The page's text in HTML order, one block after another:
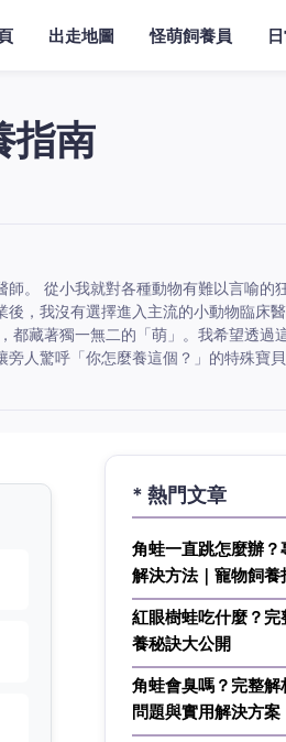
出走地圖 怪萌飼養員
指南
。 從小我就對各種動物有難以言喻的
，我沒有選擇進入主流的小動物臨床
都藏著獨一無二的「萌」。我希望透過
人驚呼「你怎麼養這個？」的特殊寶
* 熱門文章
角蛙一直跳怎麼辦
解決方法｜寵物飼養
紅眼樹蛙吃什麼？
養秘訣大公開
角蛙會臭嗎？完整
問題與實用解決方案